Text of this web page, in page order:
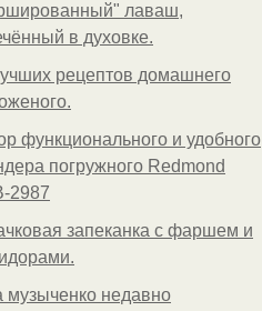
лаваш,
в духовке.
рецептов домашнего
функционального и удобного
погружного Redmond
2987
запеканка с фаршем и
недавно